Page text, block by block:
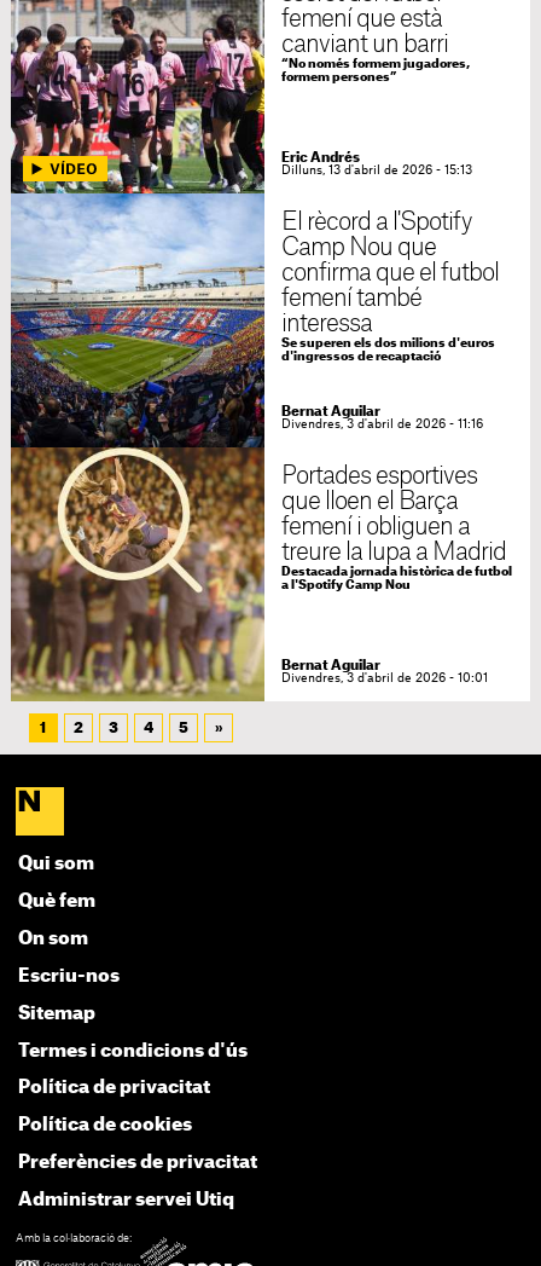
femení que està
canviant un barri
“No només formem jugadores,
formem persones”
Eric Andrés
Dilluns, 13 d'abril de 2026 - 15:13
El rècord a l'Spotify
Camp Nou que
confirma que el futbol
femení també
interessa
Se superen els dos milions d'euros
d'ingressos de recaptació
Bernat Aguilar
Divendres, 3 d'abril de 2026 - 11:16
Portades esportives
que lloen el Barça
femení i obliguen a
treure la lupa a Madrid
Destacada jornada històrica de futbol
a l'Spotify Camp Nou
Bernat Aguilar
Divendres, 3 d'abril de 2026 - 10:01
1 2 3 4 5 »
Qui som
Què fem
On som
Escriu-nos
Sitemap
Termes i condicions d'ús
Política de privacitat
Política de cookies
Preferències de privacitat
Administrar servei Utiq
Amb la col·laboració de: